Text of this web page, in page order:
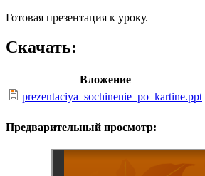
Готовая презентация к уроку.
Скачать:
Вложение
prezentaciya_sochinenie_po_kartine.ppt
Предварительный просмотр: